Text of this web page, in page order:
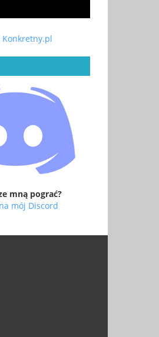
Konkretny.pl
mną pograć?
mój Discord